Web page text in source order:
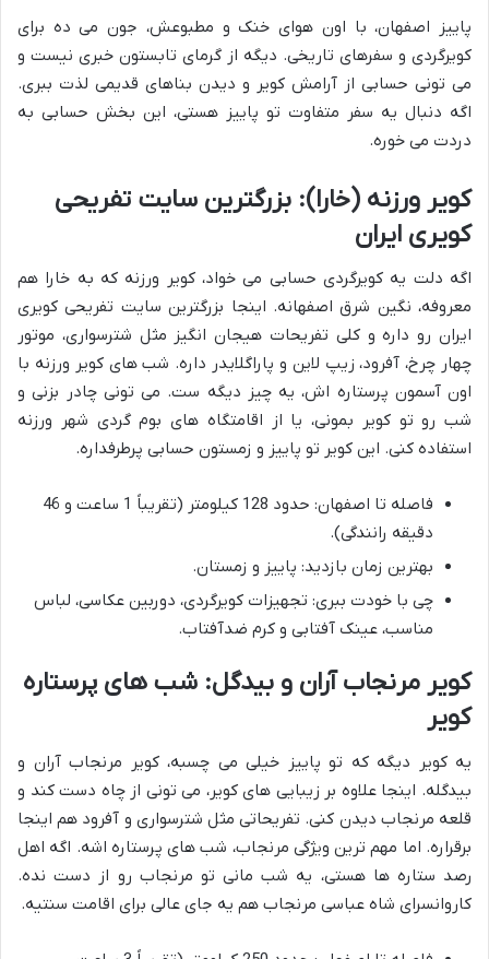
پاییز اصفهان، با اون هوای خنک و مطبوعش، جون می ده برای
کویرگردی و سفرهای تاریخی. دیگه از گرمای تابستون خبری نیست و
می تونی حسابی از آرامش کویر و دیدن بناهای قدیمی لذت ببری.
اگه دنبال یه سفر متفاوت تو پاییز هستی، این بخش حسابی به
دردت می خوره.
کویر ورزنه (خارا): بزرگترین سایت تفریحی
کویری ایران
اگه دلت یه کویرگردی حسابی می خواد، کویر ورزنه که به خارا هم
معروفه، نگین شرق اصفهانه. اینجا بزرگترین سایت تفریحی کویری
ایران رو داره و کلی تفریحات هیجان انگیز مثل شترسواری، موتور
چهار چرخ، آفرود، زیپ لاین و پاراگلایدر داره. شب های کویر ورزنه با
اون آسمون پرستاره اش، یه چیز دیگه ست. می تونی چادر بزنی و
شب رو تو کویر بمونی، یا از اقامتگاه های بوم گردی شهر ورزنه
استفاده کنی. این کویر تو پاییز و زمستون حسابی پرطرفداره.
فاصله تا اصفهان: حدود 128 کیلومتر (تقریباً 1 ساعت و 46
دقیقه رانندگی).
بهترین زمان بازدید: پاییز و زمستان.
چی با خودت ببری: تجهیزات کویرگردی، دوربین عکاسی، لباس
مناسب، عینک آفتابی و کرم ضدآفتاب.
کویر مرنجاب آران و بیدگل: شب های پرستاره
کویر
یه کویر دیگه که تو پاییز خیلی می چسبه، کویر مرنجاب آران و
بیدگله. اینجا علاوه بر زیبایی های کویر، می تونی از چاه دست کند و
قلعه مرنجاب دیدن کنی. تفریحاتی مثل شترسواری و آفرود هم اینجا
برقراره. اما مهم ترین ویژگی مرنجاب، شب های پرستاره اشه. اگه اهل
رصد ستاره ها هستی، یه شب مانی تو مرنجاب رو از دست نده.
کاروانسرای شاه عباسی مرنجاب هم یه جای عالی برای اقامت سنتیه.